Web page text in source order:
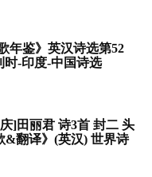
年鉴》英汉诗选第52
时-印度-中国诗选
]田丽君 诗3首 封二 头
&翻译》(英汉) 世界诗